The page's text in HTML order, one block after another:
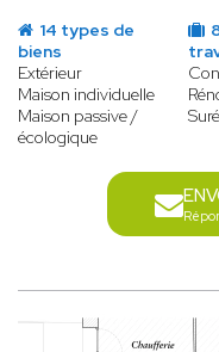
14 types de
biens
Extérieur
Maison individuelle
Maison passive /
écologique